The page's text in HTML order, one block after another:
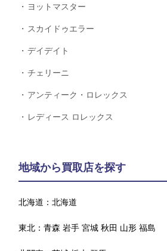
ヨットマスター
スカイドゥエラー
デイデイト
チェリーニ
アンティーク・ロレックス
レディース ロレックス
地域から買取店を探す
北海道：北海道
東北：青森 岩手 宮城 秋田 山形 福島